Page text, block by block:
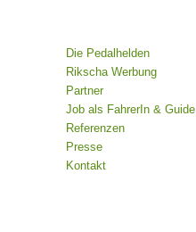
Die Pedalhelden
Rikscha Werbung
Partner
Job als FahrerIn & Guide
Referenzen
Presse
Kontakt